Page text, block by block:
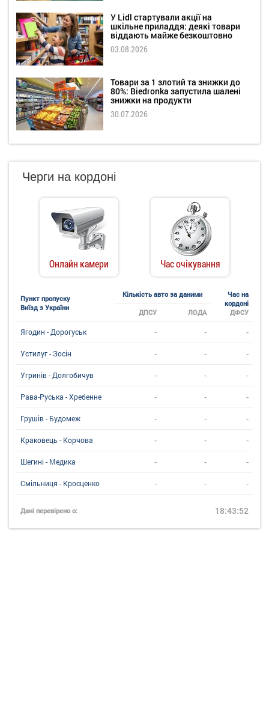
У Lidl стартували акції на
шкільне приладдя: деякі товари
віддають майже безкоштовно
03.08.2026
Товари за 1 злотий та знижки до
80%: Biedronka запустила шалені
знижки на продукти
30.07.2026
Черги на кордоні
Онлайн камери Час очікування
Пункт пропуску
Виїзд з України
Кількість авто за даними
Час на
кордоні
ДФСУ
ДПСУ ЛОДА
Ягодин - Дорогуськ - - -
Устилуг - Зосін - - -
Угринiв - Долгобичув - - -
Рава-Руська - Хребенне - - -
Грушів - Будомеж - - -
Краковець - Корчова - - -
Шегині - Медика - - -
Смільниця - Кросценко - - -
Дані перевірено о: 18:43:52